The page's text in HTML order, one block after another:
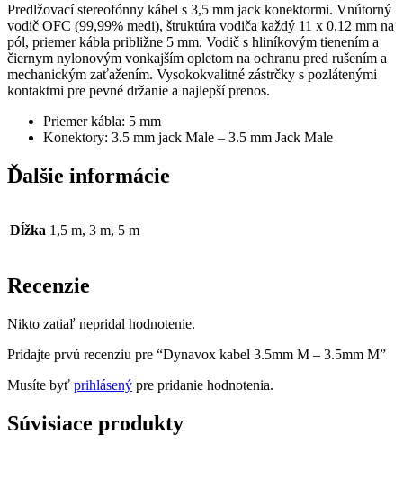
Predlžovací stereofónny kábel s 3,5 mm jack konektormi. Vnútorný
vodič OFC (99,99% medi), štruktúra vodiča každý 11 x 0,12 mm na
pól, priemer kábla približne 5 mm. Vodič s hliníkovým tienením a
čiernym nylonovým vonkajším opletom na ochranu pred rušením a
mechanickým zaťažením. Vysokokvalitné zástrčky s pozlátenými
kontaktmi pre pevné držanie a najlepší prenos.
Priemer kábla: 5 mm
Konektory: 3.5 mm jack Male – 3.5 mm Jack Male
Ďalšie informácie
Dĺžka 1,5 m, 3 m, 5 m
Recenzie
Nikto zatiaľ nepridal hodnotenie.
Pridajte prvú recenziu pre “Dynavox kabel 3.5mm M – 3.5mm M”
Musíte byť prihlásený pre pridanie hodnotenia.
Súvisiace produkty